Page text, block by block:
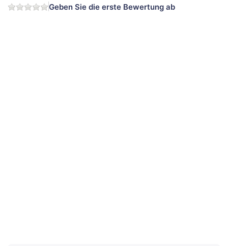
Geben Sie die erste Bewertung ab